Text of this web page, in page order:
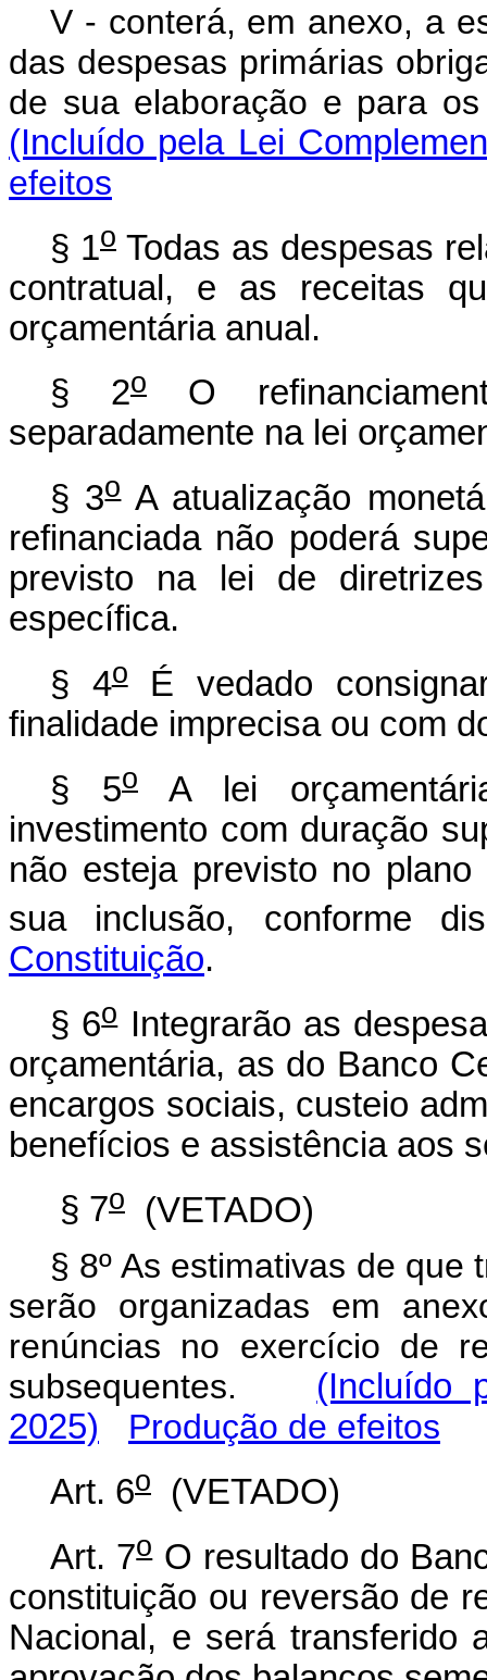
V - conterá, em anexo, a
das despesas primárias
de sua elaboração e para
(Incluído pela Lei
efeitos
§ 1o Todas as despesas
contratual, e as receitas
orçamentária anual.
§ 2o
O
separadamente na lei
§ 3oA atualização
refinanciada não poderá
previsto na lei de
específica.
§ 4oÉ vedado
finalidade imprecisa ou com
§ 5o
A lei
investimento com duração
não esteja previsto no
sua inclusão, conforme
Constituição.
§ 6oIntegrarão as
orçamentária, as do Banco
encargos sociais, custeio
benefícios e assistência aos
§ 7o
(VETADO)
§ 8º As estimativas de
serão organizadas em
renúncias no exercício de
subsequentes. (Incluído
2025)
Produção de efeitos
Art. 6o
(VETADO)
Art. 7o O resultado do
constituição ou reversão de
Nacional, e será transferido